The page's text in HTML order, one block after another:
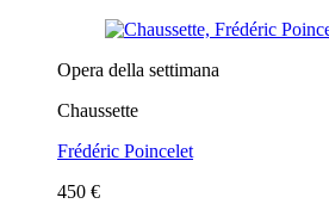
Opera della settimana
Chaussette
Frédéric Poincelet
450 €